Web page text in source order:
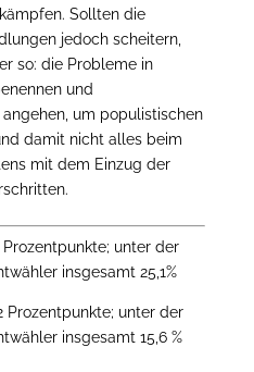
kämpfen. Sollten die
jedoch scheitern,
so: die Probleme in
und
um populistischen
damit nicht alles beim
mit dem Einzug der
unter der
insgesamt 25,1%
Prozentpunkte; unter der
insgesamt 15,6 %